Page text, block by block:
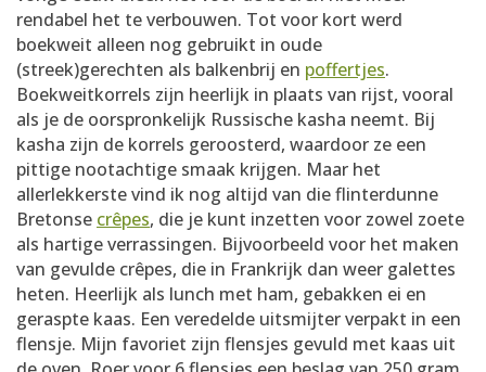
rendabel het te verbouwen. Tot voor kort werd
boekweit alleen nog gebruikt in oude
(streek)gerechten als balkenbrij en poffertjes.
Boekweitkorrels zijn heerlijk in plaats van rijst, vooral
als je de oorspronkelijk Russische kasha neemt. Bij
kasha zijn de korrels geroosterd, waardoor ze een
pittige nootachtige smaak krijgen. Maar het
allerlekkerste vind ik nog altijd van die flinterdunne
Bretonse crêpes, die je kunt inzetten voor zowel zoete
als hartige verrassingen. Bijvoorbeeld voor het maken
van gevulde crêpes, die in Frankrijk dan weer galettes
heten. Heerlijk als lunch met ham, gebakken ei en
geraspte kaas. Een veredelde uitsmijter verpakt in een
flensje. Mijn favoriet zijn flensjes gevuld met kaas uit